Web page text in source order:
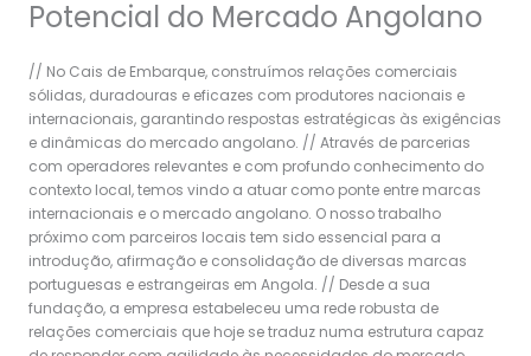
Potencial do Mercado Angolano
// No Cais de Embarque, construímos relações comerciais
sólidas, duradouras e eficazes com produtores nacionais e
internacionais, garantindo respostas estratégicas às exigências
e dinâmicas do mercado angolano. // Através de parcerias
com operadores relevantes e com profundo conhecimento do
contexto local, temos vindo a atuar como ponte entre marcas
internacionais e o mercado angolano. O nosso trabalho
próximo com parceiros locais tem sido essencial para a
introdução, afirmação e consolidação de diversas marcas
portuguesas e estrangeiras em Angola. // Desde a sua
fundação, a empresa estabeleceu uma rede robusta de
relações comerciais que hoje se traduz numa estrutura capaz